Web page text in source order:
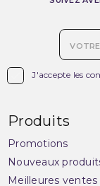
J'accepte les
Produits
Promotions
Nouveaux
Meilleures ventes